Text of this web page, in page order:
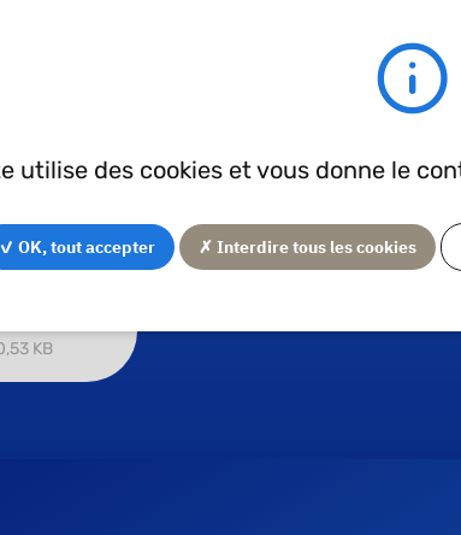
KB
application/pdf -
EN9100 -
utilise des cookies et vous donne le
✓ OK, tout accepter ✗ Interdire tous les cookies